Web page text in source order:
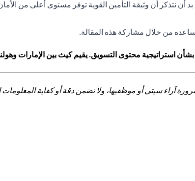
أن نتذكر أن وثيقة التأمين القوية توفر مستوى أعلى من
من خلال مشاركة هذه المقالة.
استراتيجية محتوى التسويق. يقيم كيث بين الإمارات
سيتي أو موظفيها، ولا نضمن دقة أو كفاية المعلومات